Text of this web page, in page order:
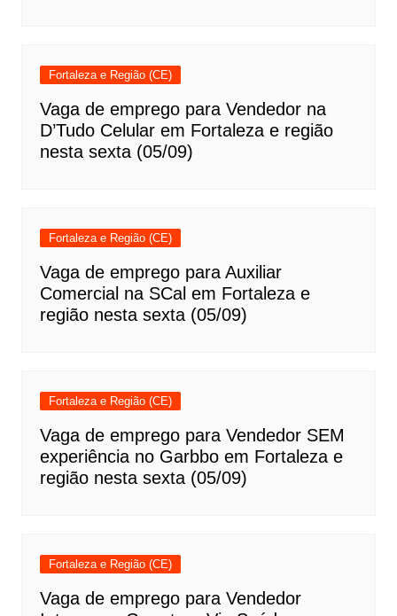
Fortaleza e Região (CE)
Vaga de emprego para Vendedor na
D’Tudo Celular em Fortaleza e região
nesta sexta (05/09)
Fortaleza e Região (CE)
Vaga de emprego para Auxiliar
Comercial na SCal em Fortaleza e
região nesta sexta (05/09)
Fortaleza e Região (CE)
Vaga de emprego para Vendedor SEM
experiência no Garbbo em Fortaleza e
região nesta sexta (05/09)
Fortaleza e Região (CE)
Vaga de emprego para Vendedor